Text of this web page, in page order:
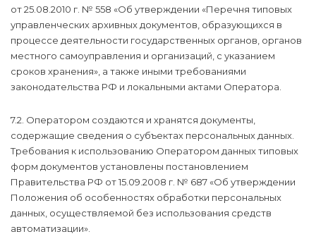
от 25.08.2010 г. № 558 «Об утверждении «Перечня типовых
управленческих архивных документов, образующихся в
процессе деятельности государственных органов, органов
местного самоуправления и организаций, с указанием
сроков хранения», а также иными требованиями
законодательства РФ и локальными актами Оператора.
7.2. Оператором создаются и хранятся документы,
содержащие сведения о субъектах персональных данных.
Требования к использованию Оператором данных типовых
форм документов установлены постановлением
Правительства РФ от 15.09.2008 г. № 687 «Об утверждении
Положения об особенностях обработки персональных
данных, осуществляемой без использования средств
автоматизации».